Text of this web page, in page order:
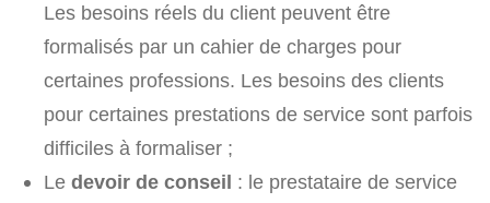
Les besoins réels du client peuvent être
formalisés par un cahier de charges pour
certaines professions. Les besoins des clients
pour certaines prestations de service sont parfois
difficiles à formaliser ;
Le devoir de conseil : le prestataire de service